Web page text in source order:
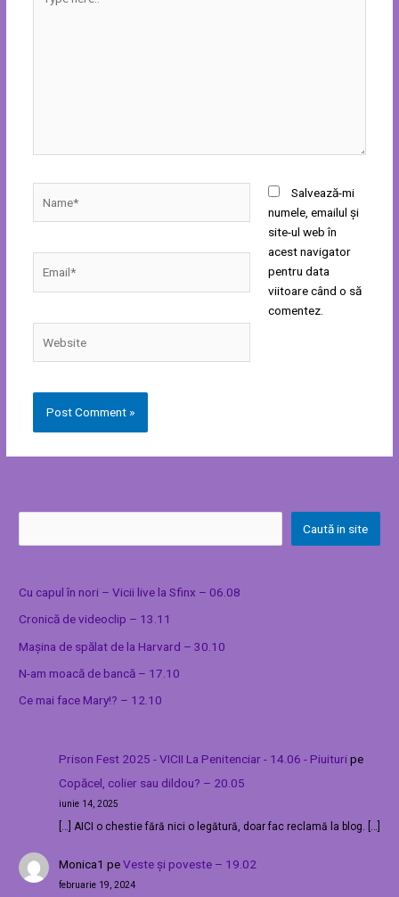
here..
Salvează-mi
numele, emailul și
site-ul web în
acest navigator
pentru data
viitoare când o să
comentez.
Caută in site
Cu capul în nori – Vicii live la Sfinx – 06.08
Cronică de videoclip – 13.11
Mașina de spălat de la Harvard – 30.10
N-am moacă de bancă – 17.10
Ce mai face Mary!? – 12.10
Prison Fest 2025 - VICII La Penitenciar - 14.06 - Piuituripe
Copăcel, colier sau dildou? – 20.05
iunie 14, 2025
[…] AICI o chestie fără nici o legătură, doar fac reclamă la blog. […]
Monica1 peVeste și poveste – 19.02
februarie 19, 2024